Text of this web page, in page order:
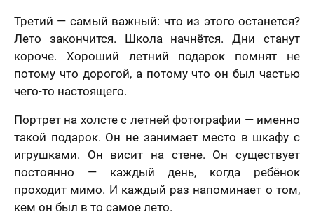
Третий — самый важный: что из этого останется?
Лето закончится. Школа начнётся. Дни станут
короче. Хороший летний подарок помнят не
потому что дорогой, а потому что он был частью
чего-то настоящего.
Портрет на холсте с летней фотографии — именно
такой подарок. Он не занимает место в шкафу с
игрушками. Он висит на стене. Он существует
постоянно — каждый день, когда ребёнок
проходит мимо. И каждый раз напоминает о том,
кем он был в то самое лето.